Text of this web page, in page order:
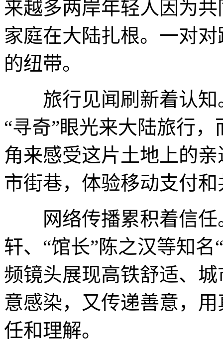
来越多两岸年轻人因为
家庭在大陆扎根。一对
的纽带。
旅行见闻刷新着认知
“寻奇”眼光来大陆旅行
角来感受这片土地上的
市街巷，体验移动支付
网络传播累积着信任
轩、“馆长”陈之汉等知
频镜头展现高铁舒适、
意感染，又传递善意，
任和理解。